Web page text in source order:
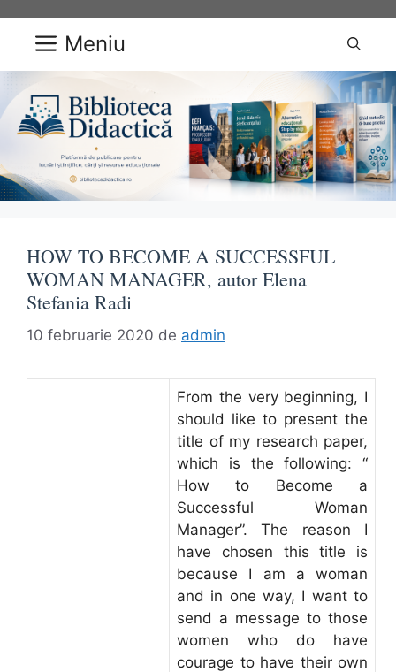
conținut Meniu
HOW TO BECOME A SUCCESSFUL
WOMAN MANAGER, autor Elena
Stefania Radi
10 februarie 2020 de admin
From the very beginning, I
should like to present the
title of my research paper,
which is the following: “
How to Become a
Successful Woman
Manager”. The reason I
have chosen this title is
because I am a woman
and in one way, I want to
send a message to those
women who do have
courage to have their own